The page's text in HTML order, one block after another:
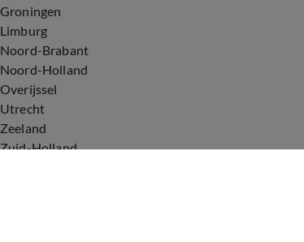
Groningen
Limburg
Noord-Brabant
Noord-Holland
Overijssel
Utrecht
Zeeland
Zuid-Holland